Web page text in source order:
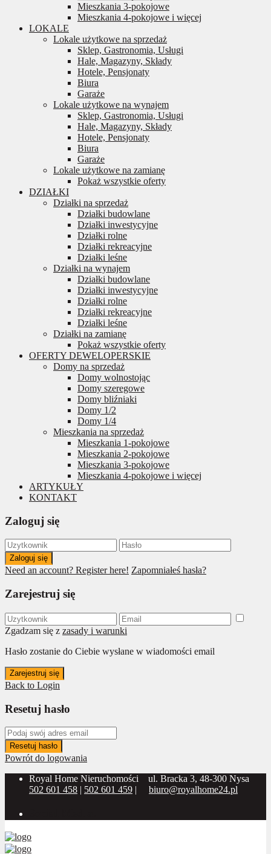
Mieszkania 3-pokojowe
Mieszkania 4-pokojowe i więcej
LOKALE
Lokale użytkowe na sprzedaż
Sklep, Gastronomia, Usługi
Hale, Magazyny, Składy
Hotele, Pensjonaty
Biura
Garaże
Lokale użytkowe na wynajem
Sklep, Gastronomia, Usługi
Hale, Magazyny, Składy
Hotele, Pensjonaty
Biura
Garaże
Lokale użytkowe na zamianę
Pokaż wszystkie oferty
DZIAŁKI
Działki na sprzedaż
Działki budowlane
Działki inwestycyjne
Działki rolne
Działki rekreacyjne
Działki leśne
Działki na wynajem
Działki budowlane
Działki inwestycyjne
Działki rolne
Działki rekreacyjne
Działki leśne
Działki na zamianę
Pokaż wszystkie oferty
OFERTY DEWELOPERSKIE
Domy na sprzedaż
Domy wolnostojąc
Domy szeregowe
Domy bliźniaki
Domy 1/2
Domy 1/4
Mieszkania na sprzedaż
Mieszkania 1-pokojowe
Mieszkania 2-pokojowe
Mieszkania 3-pokojowe
Mieszkania 4-pokojowe i więcej
ARTYKUŁY
KONTAKT
Zaloguj się
Zaloguj się
Need an account? Register here! Zapomniałeś hasła?
Zarejestruj się
Zgadzam się z zasady i warunki
Hasło zostanie do Ciebie wysłane w wiadomości email
Zarejestruj się
Back to Login
Resetuj hasło
Resetuj hasło
Powrót do logowania
Royal Home Nieruchomości
ul. Bracka 3, 48-300 Nysa
502 601 458 | 502 601 459 | biuro@royalhome24.pl